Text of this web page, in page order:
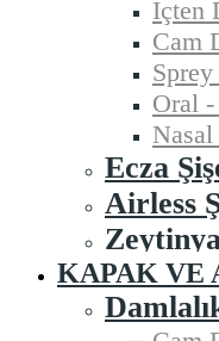
İçten
Cam
Oral
Ecza
Airless
KAPAK VE